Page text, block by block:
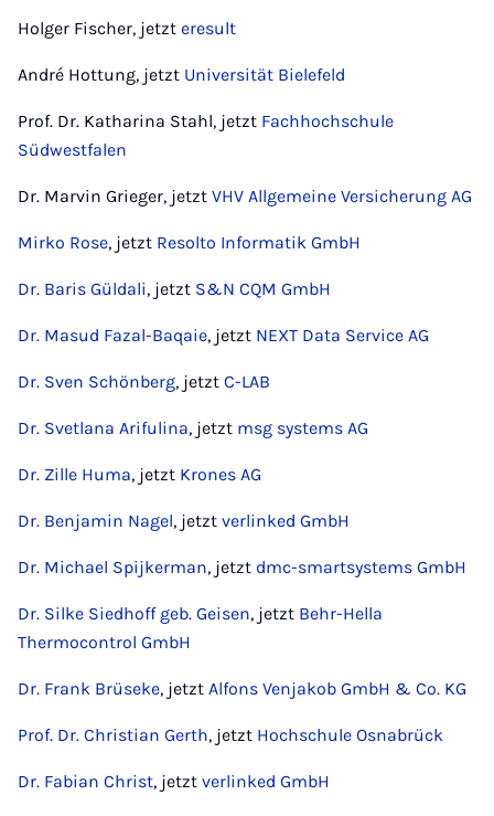
Holger Fischer, jetzt eresult
André Hottung, jetzt Universität Bielefeld
Prof. Dr. Katharina Stahl, jetzt Fachhochschule
Südwestfalen
Dr. Marvin Grieger, jetzt VHV Allgemeine Versicherung AG
Mirko Rose, jetzt Resolto Informatik GmbH
Dr. Baris Güldali, jetzt S&N CQM GmbH
Dr. Masud Fazal-Baqaie, jetzt NEXT Data Service AG
Dr. Sven Schönberg, jetzt C-LAB
Dr. Svetlana Arifulina, jetzt msg systems AG
Dr. Zille Huma, jetzt Krones AG
Dr. Benjamin Nagel, jetzt verlinked GmbH
Dr. Michael Spijkerman, jetzt dmc-smartsystems GmbH
Dr. Silke Siedhoff geb. Geisen, jetzt Behr-Hella
Thermocontrol GmbH
Dr. Frank Brüseke, jetzt Alfons Venjakob GmbH & Co. KG
Prof. Dr. Christian Gerth, jetzt Hochschule Osnabrück
Dr. Fabian Christ, jetzt verlinked GmbH